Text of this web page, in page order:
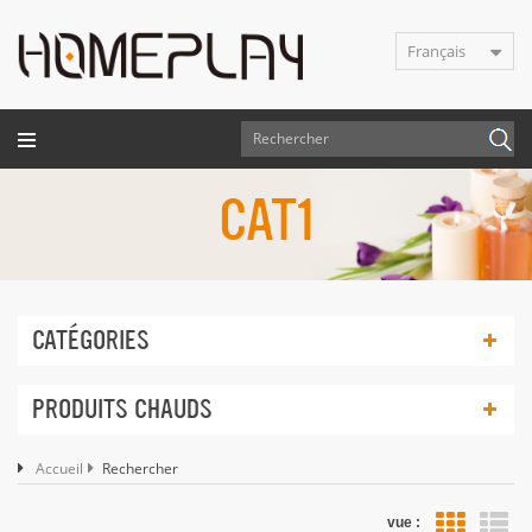
Français
CAT1
CATÉGORIES
PRODUITS CHAUDS
Accueil Rechercher
vue :